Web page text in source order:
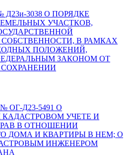
№ Д23и-3038 О ПОРЯДКЕ
УЧАСТКОВ,
В РАМКАХ
ПОЛОЖЕНИЙ,
ЗАКОНОМ ОТ
СОХРАНЕНИИ
№ ОГ-Д23-5491 О
УЧЕТЕ И
В ОТНОШЕНИИ
ДОМА И КВАРТИРЫ В НЕМ; О
ИНЖЕНЕРОМ